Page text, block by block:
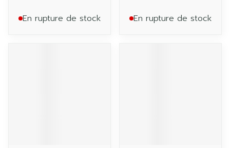
En rupture de stock En rupture de stock